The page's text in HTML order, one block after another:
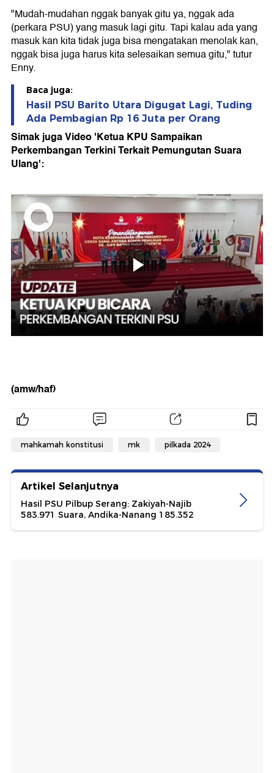
"Mudah-mudahan nggak banyak gitu ya, nggak ada
(perkara PSU) yang masuk lagi gitu. Tapi kalau ada yang
masuk kan kita tidak juga bisa mengatakan menolak kan,
nggak bisa juga harus kita selesaikan semua gitu," tutur
Enny.
Baca juga:
Hasil PSU Barito Utara Digugat Lagi, Tuding
Ada Pembagian Rp 16 Juta per Orang
Simak juga Video 'Ketua KPU Sampaikan
Perkembangan Terkini Terkait Pemungutan Suara
Ulang':
(amw/haf)
mahkamah konstitusi mk pilkada 2024
Artikel Selanjutnya
Hasil PSU Pilbup Serang: Zakiyah-Najib
583.971 Suara, Andika-Nanang 185.352